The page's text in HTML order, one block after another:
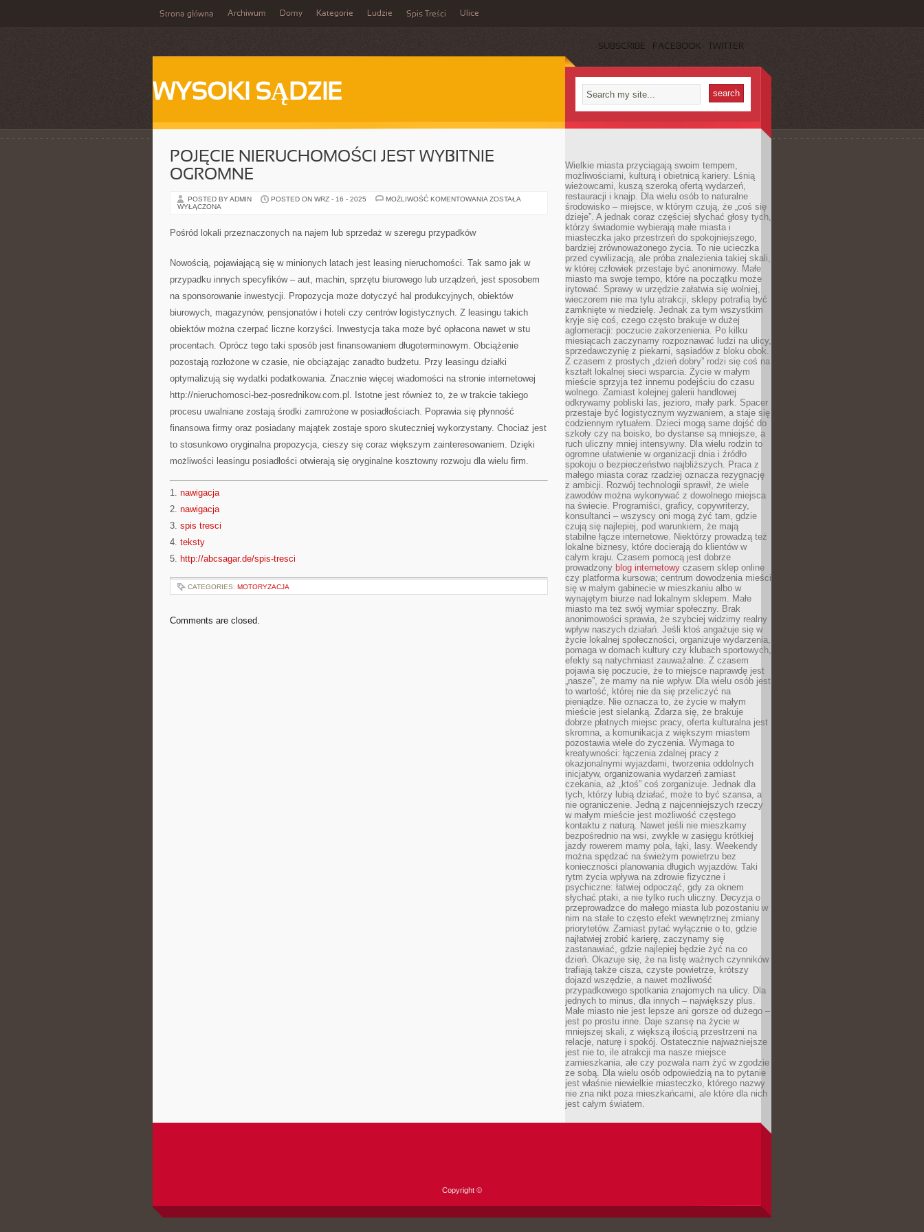
Strona główna Archiwum Domy Kategorie Ludzie Spis Treści Ulice
SUBSCRIBE FACEBOOK TWITTER
WYSOKI SĄDZIE
POJĘCIE NIERUCHOMOŚCI JEST WYBITNIE
OGROMNE
POSTED BY ADMIN POSTED ON WRZ - 16 - 2025 MOŻLIWOŚĆ KOMENTOWANIA POJĘCIE
ZOSTAŁA
WYŁĄCZONA
Pośród lokali przeznaczonych na najem lub sprzedaż w szeregu przypadków
Nowością, pojawiającą się w minionych latach jest leasing nieruchomości. Tak samo jak w
przypadku innych specyfików – aut, machin, sprzętu biurowego lub urządzeń, jest sposobem
na sponsorowanie inwestycji. Propozycja może dotyczyć hal produkcyjnych, obiektów
biurowych, magazynów, pensjonatów i hoteli czy centrów logistycznych. Z leasingu takich
obiektów można czerpać liczne korzyści. Inwestycja taka może być opłacona nawet w stu
procentach. Oprócz tego taki sposób jest finansowaniem długoterminowym. Obciążenie
pozostają rozłożone w czasie, nie obciążając zanadto budżetu. Przy leasingu działki
optymalizują się wydatki podatkowania. Znacznie więcej wiadomości na stronie internetowej
http://nieruchomosci-bez-posrednikow.com.pl. Istotne jest również to, że w trakcie takiego
procesu uwalniane zostają środki zamrożone w posiadłościach. Poprawia się płynność
finansowa firmy oraz posiadany majątek zostaje sporo skuteczniej wykorzystany. Chociaż jest
to stosunkowo oryginalna propozycja, cieszy się coraz większym zainteresowaniem. Dzięki
możliwości leasingu posiadłości otwierają się oryginalne kosztowny rozwoju dla wielu firm.
1. nawigacja
2. nawigacja
3. spis tresci
4. teksty
5. http://abcsagar.de/spis-tresci
CATEGORIES: MOTORYZACJA
Comments are closed.
Wielkie miasta przyciągają swoim tempem,
możliwościami, kulturą i obietnicą kariery. Lśnią
wieżowcami, kuszą szeroką ofertą wydarzeń,
restauracji i knajp. Dla wielu osób to naturalne
środowisko – miejsce, w którym czują, że „coś się
dzieje”. A jednak coraz częściej słychać głosy tych,
którzy świadomie wybierają małe miasta i
miasteczka jako przestrzeń do spokojniejszego,
bardziej zrównoważonego życia. To nie ucieczka
przed cywilizacją, ale próba znalezienia takiej skali,
w której człowiek przestaje być anonimowy. Małe
miasto ma swoje tempo, które na początku może
irytować. Sprawy w urzędzie załatwia się wolniej,
wieczorem nie ma tylu atrakcji, sklepy potrafią być
zamknięte w niedzielę. Jednak za tym wszystkim
kryje się coś, czego często brakuje w dużej
aglomeracji: poczucie zakorzenienia. Po kilku
miesiącach zaczynamy rozpoznawać ludzi na ulicy,
sprzedawczynię z piekarni, sąsiadów z bloku obok.
Z czasem z prostych „dzień dobry” rodzi się coś na
kształt lokalnej sieci wsparcia. Życie w małym
mieście sprzyja też innemu podejściu do czasu
wolnego. Zamiast kolejnej galerii handlowej
odkrywamy pobliski las, jezioro, mały park. Spacer
przestaje być logistycznym wyzwaniem, a staje się
codziennym rytuałem. Dzieci mogą same dojść do
szkoły czy na boisko, bo dystanse są mniejsze, a
ruch uliczny mniej intensywny. Dla wielu rodzin to
ogromne ułatwienie w organizacji dnia i źródło
spokoju o bezpieczeństwo najbliższych. Praca z
małego miasta coraz rzadziej oznacza rezygnację
z ambicji. Rozwój technologii sprawił, że wiele
zawodów można wykonywać z dowolnego miejsca
na świecie. Programiści, graficy, copywriterzy,
konsultanci – wszyscy oni mogą żyć tam, gdzie
czują się najlepiej, pod warunkiem, że mają
stabilne łącze internetowe. Niektórzy prowadzą też
lokalne biznesy, które docierają do klientów w
całym kraju. Czasem pomocą jest dobrze
prowadzony blog internetowy czasem sklep online
czy platforma kursowa; centrum dowodzenia mieści
się w małym gabinecie w mieszkaniu albo w
wynajętym biurze nad lokalnym sklepem. Małe
miasto ma też swój wymiar społeczny. Brak
anonimowości sprawia, że szybciej widzimy realny
wpływ naszych działań. Jeśli ktoś angażuje się w
życie lokalnej społeczności, organizuje wydarzenia,
pomaga w domach kultury czy klubach sportowych,
efekty są natychmiast zauważalne. Z czasem
pojawia się poczucie, że to miejsce naprawdę jest
„nasze”, że mamy na nie wpływ. Dla wielu osób jest
to wartość, której nie da się przeliczyć na
pieniądze. Nie oznacza to, że życie w małym
mieście jest sielanką. Zdarza się, że brakuje
dobrze płatnych miejsc pracy, oferta kulturalna jest
skromna, a komunikacja z większym miastem
pozostawia wiele do życzenia. Wymaga to
kreatywności: łączenia zdalnej pracy z
okazjonalnymi wyjazdami, tworzenia oddolnych
inicjatyw, organizowania wydarzeń zamiast
czekania, aż „ktoś” coś zorganizuje. Jednak dla
tych, którzy lubią działać, może to być szansa, a
nie ograniczenie. Jedną z najcenniejszych rzeczy
w małym mieście jest możliwość częstego
kontaktu z naturą. Nawet jeśli nie mieszkamy
bezpośrednio na wsi, zwykle w zasięgu krótkiej
jazdy rowerem mamy pola, łąki, lasy. Weekendy
można spędzać na świeżym powietrzu bez
konieczności planowania długich wyjazdów. Taki
rytm życia wpływa na zdrowie fizyczne i
psychiczne: łatwiej odpocząć, gdy za oknem
słychać ptaki, a nie tylko ruch uliczny. Decyzja o
przeprowadzce do małego miasta lub pozostaniu w
nim na stałe to często efekt wewnętrznej zmiany
priorytetów. Zamiast pytać wyłącznie o to, gdzie
najłatwiej zrobić karierę, zaczynamy się
zastanawiać, gdzie najlepiej będzie żyć na co
dzień. Okazuje się, że na listę ważnych czynników
trafiają także cisza, czyste powietrze, krótszy
dojazd wszędzie, a nawet możliwość
przypadkowego spotkania znajomych na ulicy. Dla
jednych to minus, dla innych – największy plus.
Małe miasto nie jest lepsze ani gorsze od dużego –
jest po prostu inne. Daje szansę na życie w
mniejszej skali, z większą ilością przestrzeni na
relacje, naturę i spokój. Ostatecznie najważniejsze
jest nie to, ile atrakcji ma nasze miejsce
zamieszkania, ale czy pozwala nam żyć w zgodzie
ze sobą. Dla wielu osób odpowiedzią na to pytanie
jest właśnie niewielkie miasteczko, którego nazwy
nie zna nikt poza mieszkańcami, ale które dla nich
jest całym światem.
Copyright ©